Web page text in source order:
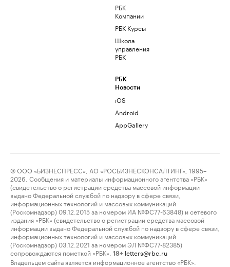
РБК
Компании
РБК Курсы
Школа
управления
РБК
РБК
Новости
iOS
Android
AppGallery
© ООО «БИЗНЕСПРЕСС», АО «РОСБИЗНЕСКОНСАЛТИНГ», 1995–
2026. Сообщения и материалы информационного агентства «РБК»
(свидетельство о регистрации средства массовой информации
выдано Федеральной службой по надзору в сфере связи,
информационных технологий и массовых коммуникаций
(Роскомнадзор) 09.12.2015 за номером ИА №ФС77-63848) и сетевого
издания «РБК» (свидетельство о регистрации средства массовой
информации выдано Федеральной службой по надзору в сфере связи,
информационных технологий и массовых коммуникаций
(Роскомнадзор) 03.12.2021 за номером ЭЛ №ФС77-82385)
сопровождаются пометкой «РБК».
18+ letters@rbc.ru
Владельцем сайта является информационное агентство «РБК».